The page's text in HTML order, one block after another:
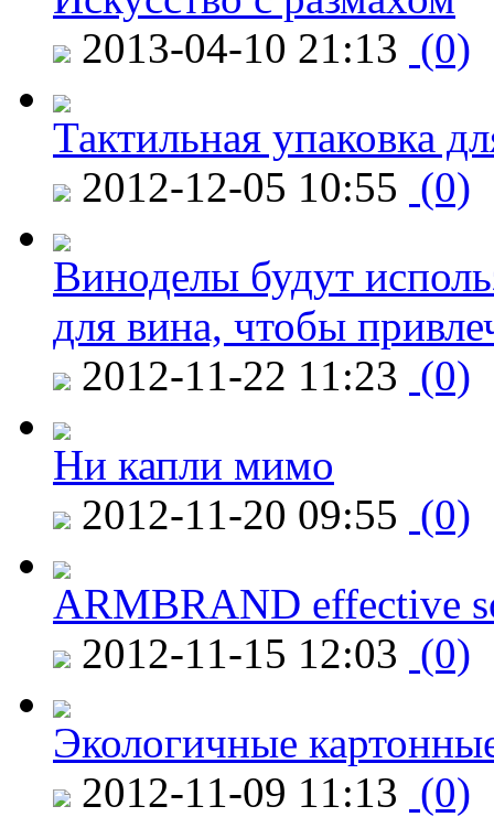
2013-04-10 21:13 (0)
Тактильная упаковка
2012-12-05 10:55 (0)
Виноделы будут
для вина, чтобы
2012-11-22 11:23 (0)
Ни капли мимо
2012-11-20 09:55 (0)
ARMBRAND effective
2012-11-15 12:03 (0)
Экологичные
2012-11-09 11:13 (0)